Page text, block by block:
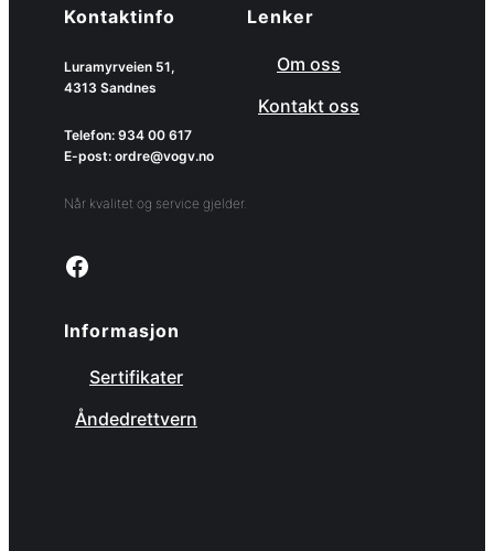
Kontaktinfo
Luramyrveien 51,
4313 Sandnes
Telefon: 934 00 617
E-post: ordre@vogv.no
Når kvalitet og service gjelder.
Link to facebook page
Lenker
Om oss
Kontakt oss
Informasjon
Sertifikater
Åndedrettvern